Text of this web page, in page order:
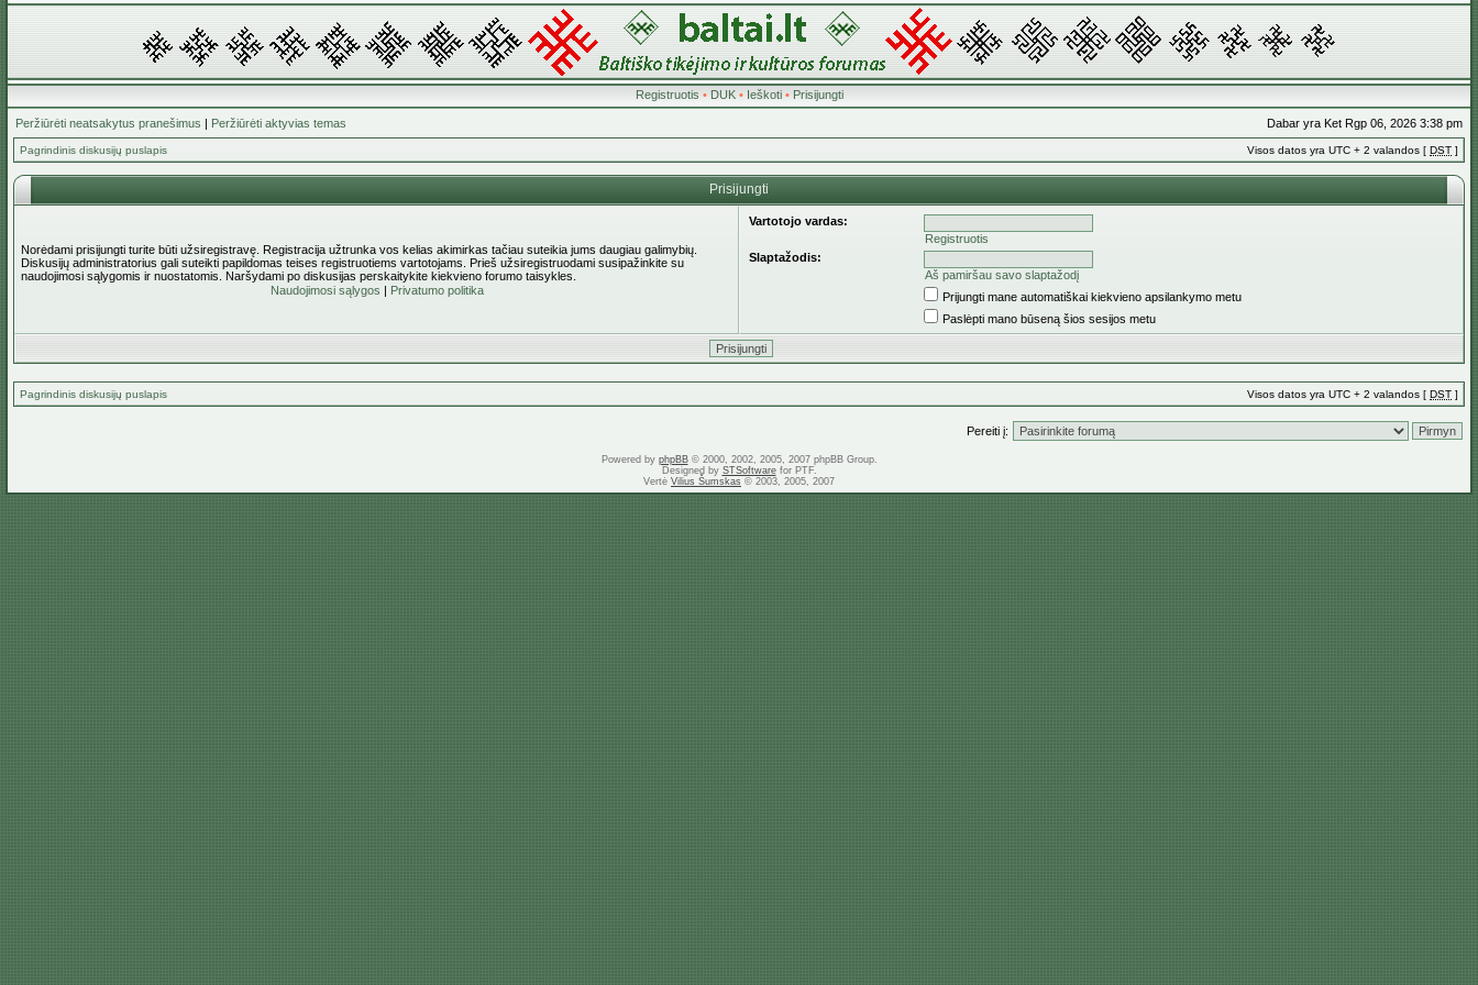
Registruotis • DUK• Ieškoti• Prisijungti
Peržiūrėti neatsakytus pranešimus | Peržiūrėti aktyvias temas Dabar yra Ket Rgp 06, 2026 3:38 pm
Pagrindinis diskusijų puslapis Visos datos yra UTC + 2 valandos [ DST ]
Prisijungti
Norėdami prisijungti turite būti užsiregistravę. Registracija užtrunka vos kelias akimirkas tačiau suteikia jums daugiau galimybių.
Diskusijų administratorius gali suteikti papildomas teises registruotiems vartotojams. Prieš užsiregistruodami susipažinkite su
naudojimosi sąlygomis ir nuostatomis. Naršydami po diskusijas perskaitykite kiekvieno forumo taisykles.
Naudojimosi sąlygos | Privatumo politika
Vartotojo vardas:
Registruotis
Slaptažodis:
Aš pamiršau savo slaptažodį
Prijungti mane automatiškai kiekvieno apsilankymo metu
Paslėpti mano būseną šios sesijos metu
Pagrindinis diskusijų puslapis Visos datos yra UTC + 2 valandos [ DST ]
Pereiti į:
Powered by phpBB© 2000, 2002, 2005, 2007 phpBB Group.
Designed by STSoftwarefor PTF.
Vertė Vilius Šumskas © 2003, 2005, 2007